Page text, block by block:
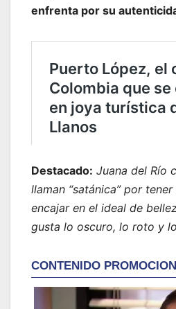
enfrenta por su
Destacado: Juana del Río
llaman “satánica” por
encajar en el ideal de
gusta lo oscuro, lo roto y